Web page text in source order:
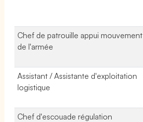
Chef de patrouille appui mouvement
de l'armée
Assistant / Assistante d'exploitation
logistique
Chef d'escouade régulation